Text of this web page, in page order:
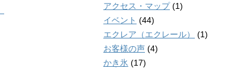
アクセス・マップ(1)
イベント (44)
エクレア（エクレール）
(1)
お客様の声 (4)
かき氷 (17)